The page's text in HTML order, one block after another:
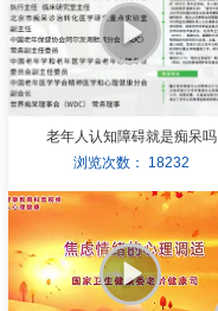
老年人认知障碍就是痴呆吗
浏览次数： 18232